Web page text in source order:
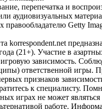
перепечатка и
аудиовизуальных
Getty
korrespondent.net
(21+). Участие в
зависимость.
ответственной игры.
признаков
к специалисту.
играх не может
работе.